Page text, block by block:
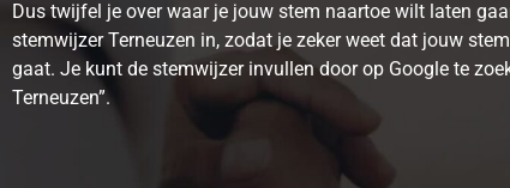
Dus twijfel je over waar je jouw stem naartoe wilt laten
stemwijzer Terneuzen in, zodat je zeker weet dat jouw
gaat. Je kunt de stemwijzer invullen door op Google te
Terneuzen”.